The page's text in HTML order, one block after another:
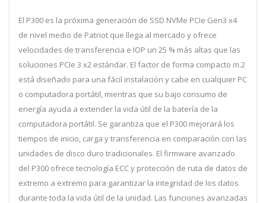
El P300 es la próxima generación de SSD NVMe PCIe Gen3 x4
de nivel medio de Patriot que llega al mercado y ofrece
velocidades de transferencia e IOP un 25 % más altas que las
soluciones PCIe 3 x2 estándar. El factor de forma compacto m.2
está diseñado para una fácil instalación y cabe en cualquier PC
o computadora portátil, mientras que su bajo consumo de
energía ayuda a extender la vida útil de la batería de la
computadora portátil. Se garantiza que el P300 mejorará los
tiempos de inicio, carga y transferencia en comparación con las
unidades de disco duro tradicionales. El firmware avanzado
del P300 ofrece tecnología ECC y protección de ruta de datos de
extremo a extremo para garantizar la integridad de los datos
durante toda la vida útil de la unidad. Las funciones avanzadas